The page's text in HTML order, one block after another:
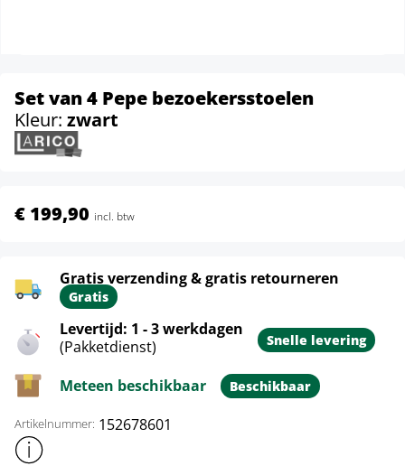
Set van 4 Pepe bezoekersstoelen
Kleur: zwart
€ 199,90 incl. btw
Gratis verzending & gratis retourneren
Gratis
Levertijd: 1 - 3 werkdagen
(Pakketdienst)
Snelle levering
Meteen beschikbaar Beschikbaar
Artikelnummer: 152678601
Toon meer productinformatie